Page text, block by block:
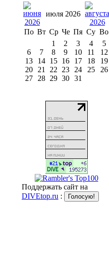
июля 2026
По Вт Ср Че Пя Су Во
1
2 3 4
5
6
7 8 9 10 11
12
13
14 15 16 17 18
19
20
21 22 23 24 25
26
27
28 29 30 31
Поддержать сайт на
DIVEtop.ru :